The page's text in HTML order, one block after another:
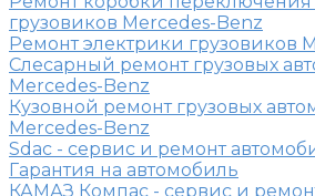
грузовиков Mercedes-Benz
Ремонт электрики грузовиков
Слесарный ремонт грузовых
Mercedes-Benz
Кузовной ремонт грузовых
Mercedes-Benz
Sdac - сервис и ремонт
Гарантия на автомобиль
КАМАЗ Компас - сервис и